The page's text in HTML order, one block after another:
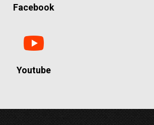
Facebook
Youtube